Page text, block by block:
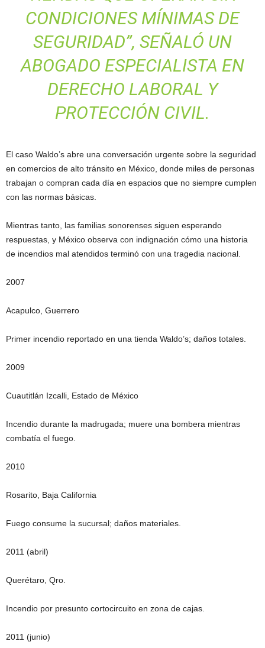
CONDICIONES MÍNIMAS DE
SEGURIDAD”, SEÑALÓ UN
ABOGADO ESPECIALISTA EN
DERECHO LABORAL Y
PROTECCIÓN CIVIL.
El caso Waldo’s abre una conversación urgente sobre la seguridad
en comercios de alto tránsito en México, donde miles de personas
trabajan o compran cada día en espacios que no siempre cumplen
con las normas básicas.
Mientras tanto, las familias sonorenses siguen esperando
respuestas, y México observa con indignación cómo una historia
de incendios mal atendidos terminó con una tragedia nacional.
2007
Acapulco, Guerrero
Primer incendio reportado en una tienda Waldo’s; daños totales.
2009
Cuautitlán Izcalli, Estado de México
Incendio durante la madrugada; muere una bombera mientras
combatía el fuego.
2010
Rosarito, Baja California
Fuego consume la sucursal; daños materiales.
2011 (abril)
Querétaro, Qro.
Incendio por presunto cortocircuito en zona de cajas.
2011 (junio)